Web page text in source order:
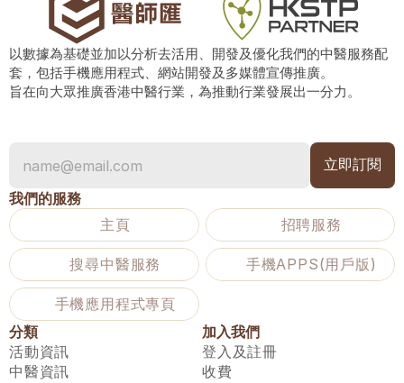
以數據為基礎並加以分析去活用、開發及優化我們的中醫服務配
套，包括手機應用程式、網站開發及多媒體宣傳推廣。
旨在向大眾推廣香港中醫行業，為推動行業發展出一分力。
我們的服務
主頁
招聘服務
搜尋中醫服務 手機APPS(用戶版)
手機應用程式專頁
分類
活動資訊
中醫資訊
加入我們
登入及註冊
收費